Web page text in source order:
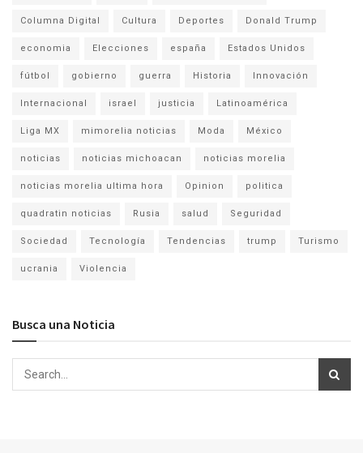
Columna Digital Cultura Deportes Donald Trump
economia Elecciones españa Estados Unidos
fútbol gobierno guerra Historia Innovación
Internacional israel justicia Latinoamérica
Liga MX mimorelia noticias Moda México
noticias noticias michoacan noticias morelia
noticias morelia ultima hora Opinion politica
quadratin noticias Rusia salud Seguridad
Sociedad Tecnología Tendencias trump Turismo
ucrania Violencia
Busca una Noticia